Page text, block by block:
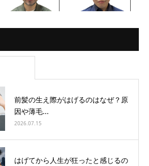
前髪の生え際がはげるのはなぜ？原
因や薄毛...
2026.07.15
はげてから人生が狂ったと感じるの